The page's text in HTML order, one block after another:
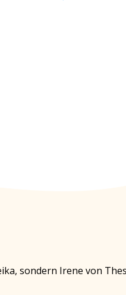
sondern Irene von